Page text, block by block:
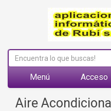
Menú Acceso
Aire